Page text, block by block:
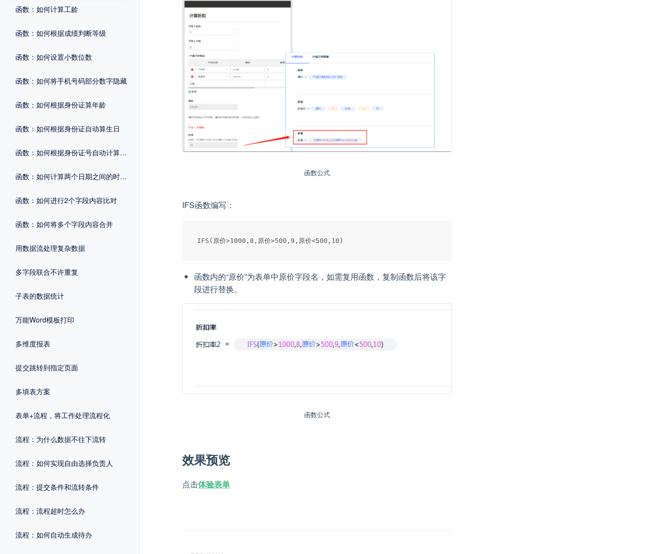
函数：如何计算工龄
函数：如何根据成绩判断等级
函数：如何设置小数位数
函数：如何将手机号码部分数字隐藏
函数：如何根据身份证算年龄
函数：如何根据身份证自动算生日
函数：如何根据身份证号自动计算性别
函数：如何计算两个日期之间的时间差
函数：如何进行2个字段内容比对
函数：如何将多个字段内容合并
用数据流处理复杂数据
多字段联合不许重复
子表的数据统计
万能Word模板打印
多维度报表
提交跳转到指定页面
多填表方案
表单+流程，将工作处理流程化
流程：为什么数据不往下流转
流程：如何实现自由选择负责人
流程：提交条件和流转条件
流程：流程超时怎么办
流程：如何自动生成待办
函数公式
IFS函数编写：
函数内的“原价”为表单中原价字段名，如需复用函数，复制函数后将该字
段进行替换。
函数公式
效果预览
点击体验表单